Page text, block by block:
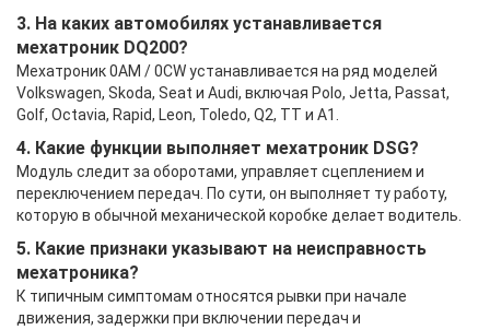
3. На каких автомобилях устанавливается
мехатроник DQ200?
Мехатроник 0AM / 0CW устанавливается на ряд моделей
Volkswagen, Skoda, Seat и Audi, включая Polo, Jetta, Passat,
Golf, Octavia, Rapid, Leon, Toledo, Q2, TT и A1.
4. Какие функции выполняет мехатроник DSG?
Модуль следит за оборотами, управляет сцеплением и
переключением передач. По сути, он выполняет ту работу,
которую в обычной механической коробке делает водитель.
5. Какие признаки указывают на неисправность
мехатроника?
К типичным симптомам относятся рывки при начале
движения, задержки при включении передач и